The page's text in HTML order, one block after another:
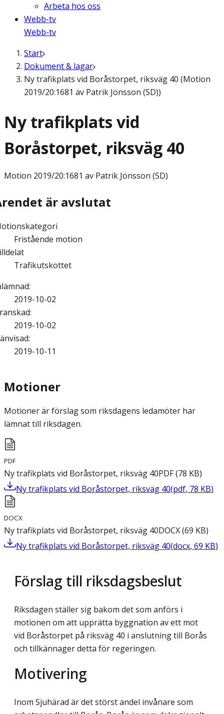
Arbeta hos oss
Webb-tv
Webb-tv
Start
Dokument & lagar
Ny trafikplats vid Boråstorpet, riksväg 40 (Motion
2019/20:1681 av Patrik Jönsson (SD))
Ny trafikplats vid
Boråstorpet, riksväg 40
Motion 2019/20:1681 av Patrik Jönsson (SD)
är avslutat
Fristående motion
Trafikutskottet
:
2019-10-02
:
2019-10-02
:
2019-10-11
Motioner
Motioner är förslag som riksdagens ledamöter har
lämnat till riksdagen.
PDF
Ny trafikplats vid Boråstorpet, riksväg 40PDF(78 KB)
Ny trafikplats vid Boråstorpet, riksväg 40(pdf, 78 KB)
DOCX
Ny trafikplats vid Boråstorpet, riksväg 40DOCX(69 KB)
Ny trafikplats vid Boråstorpet, riksväg 40(docx, 69 KB)
Förslag till riksdagsbeslut
Riksdagen ställer sig bakom det som anförs i
motionen om att upprätta byggnation av ett mot
vid Boråstorpet på riksväg 40 i anslutning till Borås
och tillkännager detta för regeringen.
Motivering
Inom Sjuhärad är det störst andel invånare som